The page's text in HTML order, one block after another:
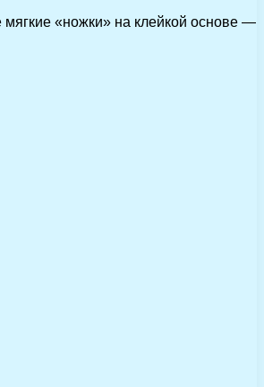
мягкие «ножки» на клейкой основе —